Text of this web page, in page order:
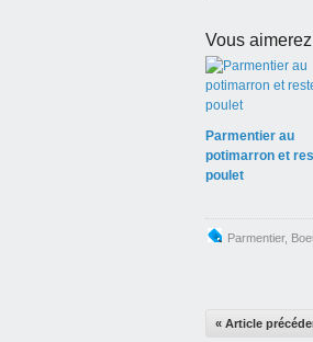
Vous
Parmentier au
potimarron et
poulet
Parmentier,
« Article